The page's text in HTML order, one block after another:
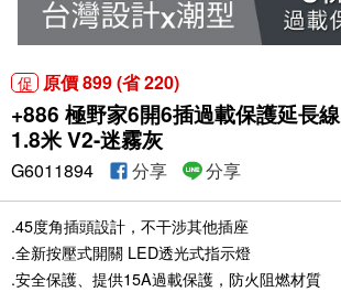
促 原價 899 (省 220)
+886 極野家6開6插過載保護延長線
1.8米 V2-迷霧灰
G6011894 分享 分享
.45度角插頭設計，不干涉其他插座
.全新按壓式開關 LED透光式指示燈
.安全保護、提供15A過載保護，防火阻燃材質